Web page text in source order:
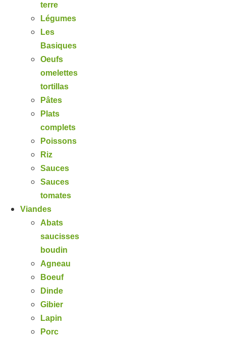
terre
Légumes
Les
Basiques
Oeufs
omelettes
tortillas
Pâtes
Plats
complets
Poissons
Riz
Sauces
Sauces
tomates
Viandes
Abats
saucisses
boudin
Agneau
Boeuf
Dinde
Gibier
Lapin
Porc